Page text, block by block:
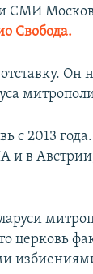
СМИ
Свобода.
Он
с 2013
и в
церковь